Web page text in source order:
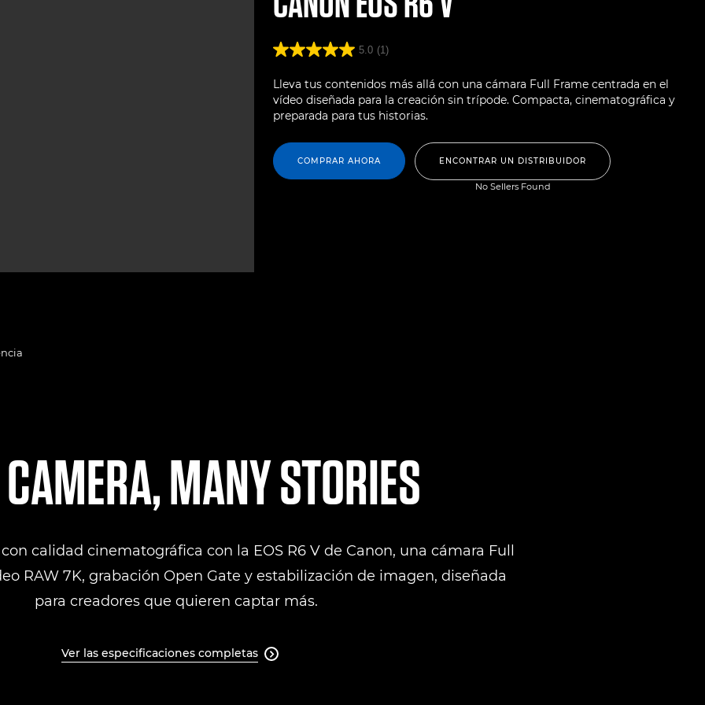
5.0 (1)
Lleva tus contenidos más allá con una cámara Full Frame centrada en el
vídeo diseñada para la creación sin trípode. Compacta, cinematográfica y
preparada para tus historias.
COMPRAR AHORA ENCONTRAR UN DISTRIBUIDOR
No Sellers Found
MANY STORIES
calidad cinematográfica con la EOS R6 V de Canon, una cámara Full
RAW 7K, grabación Open Gate y estabilización de imagen, diseñada
para creadores que quieren captar más.
Ver las especificaciones completas 